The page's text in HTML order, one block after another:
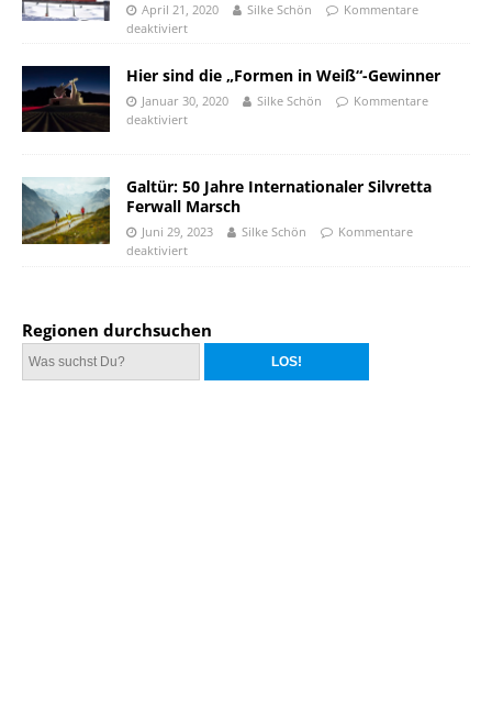
April 21, 2020 Silke Schön
Kommentare
deaktiviert
Hier sind die „Formen in Weiß“-Gewinner
Januar 30, 2020 Silke Schön
Kommentare
deaktiviert
Galtür: 50 Jahre Internationaler Silvretta
Ferwall Marsch
Juni 29, 2023 Silke Schön
Kommentare
deaktiviert
Regionen durchsuchen